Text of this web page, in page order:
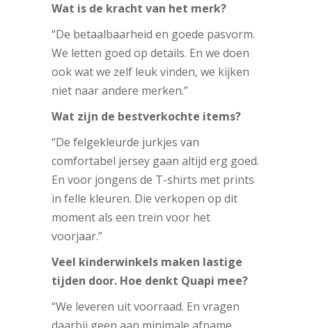
Wat is de kracht van het merk?
“De betaalbaarheid en goede pasvorm.
We letten goed op details. En we doen
ook wat we zelf leuk vinden, we kijken
niet naar andere merken.”
Wat zijn de bestverkochte items?
“De felgekleurde jurkjes van
comfortabel jersey gaan altijd erg goed.
En voor jongens de T-shirts met prints
in felle kleuren. Die verkopen op dit
moment als een trein voor het
voorjaar.”
Veel kinderwinkels maken lastige
tijden door. Hoe denkt Quapi mee?
“We leveren uit voorraad. En vragen